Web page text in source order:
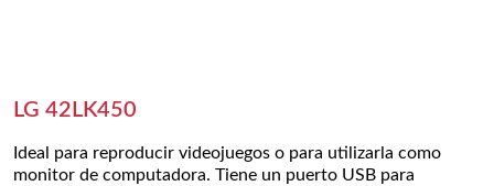
LG 42LK450
Ideal para reproducir videojuegos o para utilizarla como
monitor de computadora. Tiene un puerto USB para